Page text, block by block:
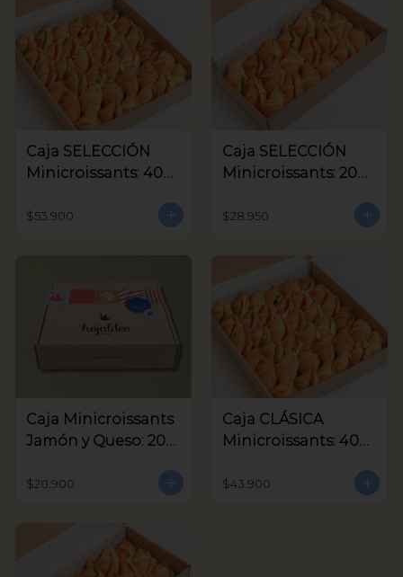
Caja SELECCIÓN
Minicroissants: 40
$53.900
Caja SELECCIÓN
Minicroissants: 20
$28.950
Caja Minicroissants
Jamón y Queso: 20
$20.900
Caja CLÁSICA
Minicroissants: 40
$43.900